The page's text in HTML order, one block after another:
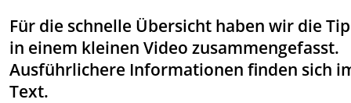
Für die schnelle Übersicht haben wir die
in einem kleinen Video zusammengefasst.
Ausführlichere Informationen finden sich
Text.